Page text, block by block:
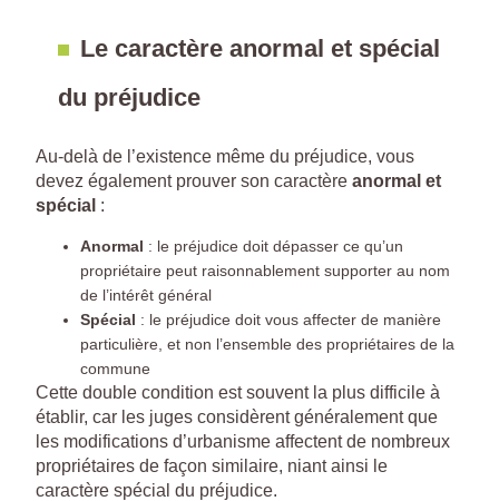
Le caractère anormal et spécial
du préjudice
Au-delà de l’existence même du préjudice, vous
devez également prouver son caractère anormal et
spécial :
Anormal : le préjudice doit dépasser ce qu’un
propriétaire peut raisonnablement supporter au nom
de l’intérêt général
Spécial : le préjudice doit vous affecter de manière
particulière, et non l’ensemble des propriétaires de la
commune
Cette double condition est souvent la plus difficile à
établir, car les juges considèrent généralement que
les modifications d’urbanisme affectent de nombreux
propriétaires de façon similaire, niant ainsi le
caractère spécial du préjudice.